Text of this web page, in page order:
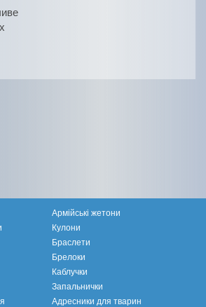
Армійські жетони
Кулони
Браслети
Брелоки
Каблучки
Запальнички
Адресники для тварин